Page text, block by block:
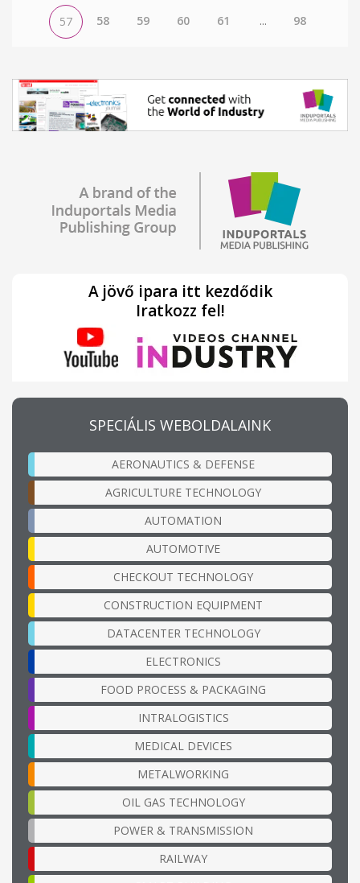
57 58 59 60 61 ... 98
A jövő ipara itt kezdődik
Iratkozz fel!
SPECIÁLIS WEBOLDALAINK
AERONAUTICS & DEFENSE
AGRICULTURE TECHNOLOGY
AUTOMATION
AUTOMOTIVE
CHECKOUT TECHNOLOGY
CONSTRUCTION EQUIPMENT
DATACENTER TECHNOLOGY
ELECTRONICS
FOOD PROCESS & PACKAGING
INTRALOGISTICS
MEDICAL DEVICES
METALWORKING
OIL GAS TECHNOLOGY
POWER & TRANSMISSION
RAILWAY